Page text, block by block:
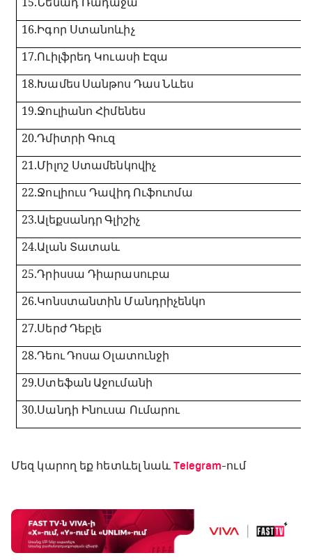
16.Իգոր Ստանոևիչ
17.Ուիլֆրեդ Կուասի Էզա
18.Խամես Սանթոս ԴասՆևես
19.Ջուլիանո Հիմենես
20.Դմիտրի Գուզ
21.Միլոշ Ստամենկովիչ
22.Ջուլիուս ԴավիդՈւֆուոմա
23.ԱլեքսանդրԳլիշիչ
24.Ալան Տատաև
25.Դրիսսա Դիարասուբա
26.Կոնստանտին Մանդրիչենկո
27.ՍերժԴեբլե
28.ԴեուԴոսա Օլատունջի
29.Ստեֆան Աջումանի
30.Սանդի Ինուսա Ումարու
Մեզ կարող եք հետևել նաև Telegram-ում